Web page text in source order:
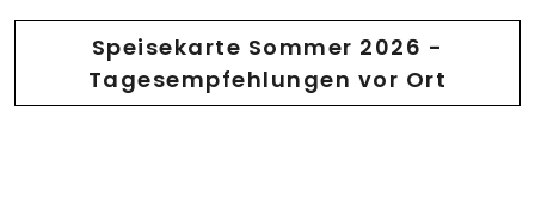
Speisekarte Sommer 2026 -
Tagesempfehlungen vor Ort